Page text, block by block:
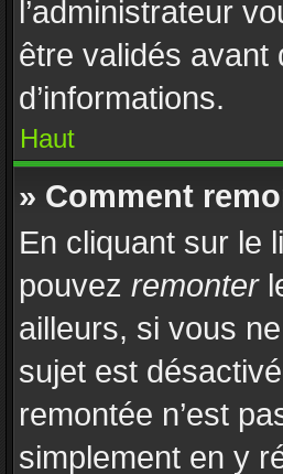
l’administrateur
être validés avant
d’informations.
Haut
» Comment
En cliquant sur le
pouvez remonter
ailleurs, si vous
sujet est
remontée n’est
simplement en y